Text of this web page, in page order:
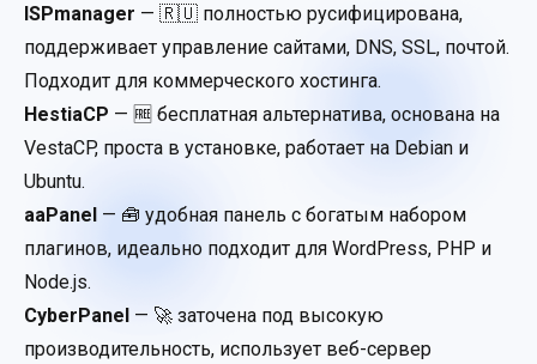
ISPmanager — 🇷🇺 полностью русифицирована,
поддерживает управление сайтами, DNS, SSL, почтой.
Подходит для коммерческого хостинга.
HestiaCP — 🆓 бесплатная альтернатива, основана на
VestaCP, проста в установке, работает на Debian и
Ubuntu.
aaPanel — 🧰 удобная панель с богатым набором
плагинов, идеально подходит для WordPress, PHP и
Node.js.
CyberPanel — 🚀 заточена под высокую
производительность, использует веб-сервер